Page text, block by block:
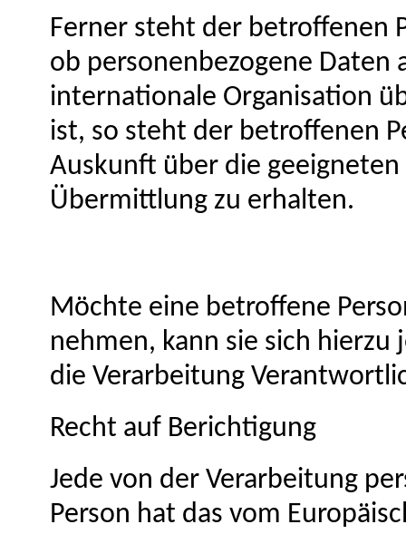
Ferner steht der betroffenen
ob personenbezogene Daten
internationale Organisation
ist, so steht der betroffenen
Auskunft über die
Übermittlung zu erhalten.
Möchte eine betroffene
nehmen, kann sie sich
die Verarbeitung
Recht auf Berichtigung
Jede von der Verarbeitung
Person hat das vom